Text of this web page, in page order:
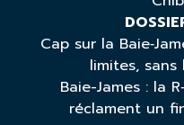
Cap sur la
limites,
Baie-James : la
réclament un